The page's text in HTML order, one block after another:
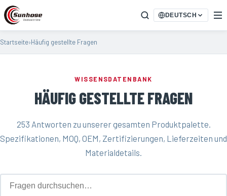
DEUTSCH
Startseite›Häufig gestellte Fragen
WISSENSDATENBANK
HÄUFIG GESTELLTE FRAGEN
253 Antworten zu unserer gesamten Produktpalette.
Spezifikationen, MOQ, OEM, Zertifizierungen, Lieferzeiten und
Materialdetails.